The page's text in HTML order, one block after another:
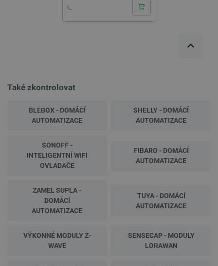
Také zkontrolovat
BLEBOX - DOMÁCÍ
AUTOMATIZACE
SHELLY - DOMÁCÍ
AUTOMATIZACE
SONOFF -
INTELIGENTNÍ WIFI
OVLADAČE
FIBARO - DOMÁCÍ
AUTOMATIZACE
ZAMEL SUPLA -
DOMÁCÍ
AUTOMATIZACE
TUYA - DOMÁCÍ
AUTOMATIZACE
VÝKONNÉ MODULY Z-
WAVE
SENSECAP - MODULY
LORAWAN